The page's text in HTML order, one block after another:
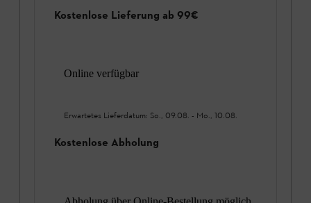
Kostenlose Lieferung ab 99€
Online verfügbar
Erwartetes Lieferdatum: So., 09.08. - Mo., 10.08.
Kostenlose Abholung